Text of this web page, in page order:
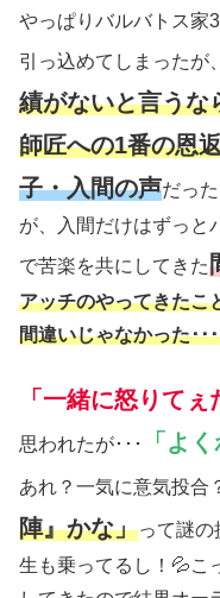
やっぱりバルバトス家
引っ込めてしまったが
績がないと言うな
師匠への1番の恩
子・入間の声だっ
が、入間だけはずっと
で苦楽を共にしてきた
アッチのやってきたこ
間違いじゃなかった･･
「一緒に怒りてぇ
思われたが･･･ 「よ
あれ？一気に意気投合
陣』かな」って謎
生も乗ってるし！💦こ